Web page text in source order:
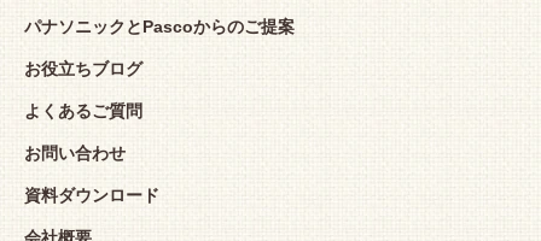
パナソニックとPascoからのご提案
お役立ちブログ
よくあるご質問
お問い合わせ
資料ダウンロード